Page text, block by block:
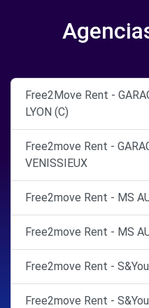
Free2Move Rent -
LYON (C)
Free2move Rent -
VENISSIEUX
Free2move Rent - MS
Free2move Rent - MS
Free2move Rent -
Free2move Rent -